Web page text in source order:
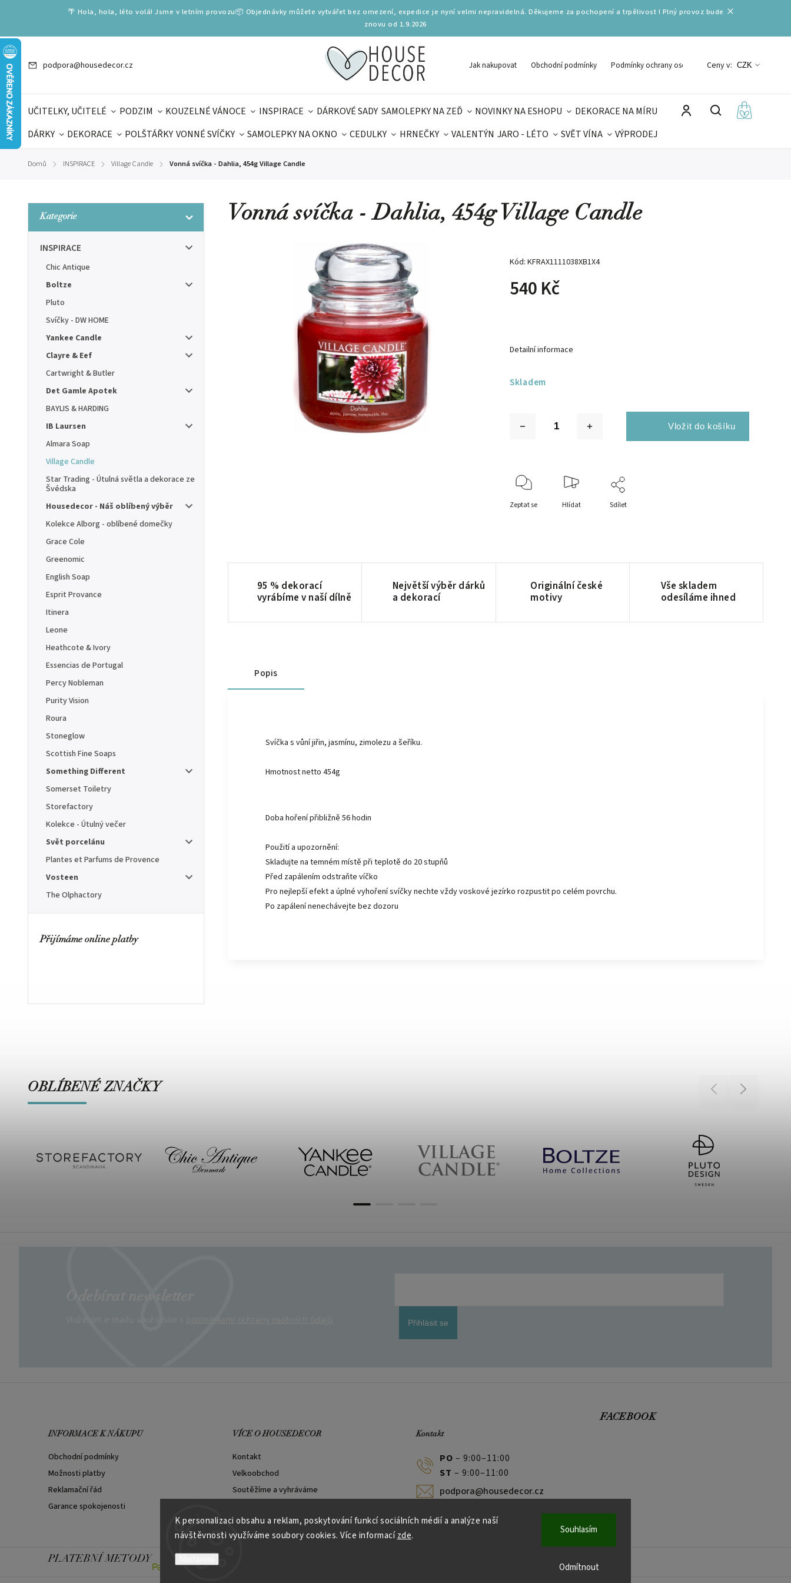
K personalizaci obsahu a reklam, poskytování funkcí sociálních médií a analýze naší
návštěvnosti využíváme soubory cookies. Více informacízde.
Odmítnout
Souhlasím
🌴 Hola, hola, léto volá! Jsme v letním provozu📦 Objednávky můžete vytvářet bez omezení, expedice je nyní velmi nepravidelná. Děkujeme za pochopení a trpělivost ! Plný provoz bude
znovu od 1.9.2026
podpora@housedecor.cz Jak nakupovat Obchodní podmínky Podmínky ochrany osobních údajů
Ceny v: CZK
UČITELKY, UČITELÉ PODZIM KOUZELNÉ VÁNOCE INSPIRACE DÁRKOVÉ SADY SAMOLEPKY NA ZEĎ NOVINKY NA ESHOPU
DEKORACE NA MÍRU
DÁRKY
DEKORACE POLŠTÁŘKY VONNÉ SVÍČKY SAMOLEPKY NA OKNO CEDULKY HRNEČKY VALENTÝN JARO - LÉTO SVĚT VÍNA
VÝPRODEJ
Domů / INSPIRACE / Village Candle / Vonná svíčka - Dahlia, 454g Village Candle
Kategorie
INSPIRACE
Chic Antique
Boltze
Pluto
Svíčky - DW HOME
Yankee Candle
Clayre & Eef
Cartwright & Butler
Det Gamle Apotek
BAYLIS & HARDING
IB Laursen
Almara Soap
Village Candle
Star Trading - Útulná světla a dekorace ze
Švédska
Housedecor - Náš oblíbený výběr
Kolekce Alborg - oblíbené domečky
Grace Cole
Greenomic
English Soap
Esprit Provance
Itinera
Leone
Heathcote & Ivory
Essencias de Portugal
Percy Nobleman
Purity Vision
Roura
Stoneglow
Scottish Fine Soaps
Something Different
Somerset Toiletry
Storefactory
Kolekce - Útulný večer
Svět porcelánu
Plantes et Parfums de Provence
Vosteen
The Olphactory
Přijímáme online platby
Vonná svíčka - Dahlia, 454g Village Candle
Kód: KFRAX1111038XB1X4
540 Kč
Skladem
Detailní informace
Zeptat se Hlídat Sdílet
95 % dekorací
vyrábíme v naší dílně
Největší výběr dárků
a dekorací
Originální české
motivy
Vše skladem
odesíláme ihned
Popis
Svíčka s vůní jiřin, jasmínu, zimolezu a šeříku.
Hmotnost netto 454g
Doba hoření přibližně 56 hodin
Použití a upozornění:
Skladujte na temném místě při teplotě do 20 stupňů
Před zapálením odstraňte víčko
Pro nejlepší efekt a úplné vyhoření svíčky nechte vždy voskové jezírko rozpustit po celém povrchu.
Po zapálení nenechávejte bez dozoru
OBLÍBENÉ ZNAČKY Previous Next
Přihlásit se
INFORMACE K NÁKUPU
Obchodní podmínky
Možnosti platby
Reklamační řád
Garance spokojenosti
VÍCE O HOUSEDECOR
Kontakt
Velkoobchod
Soutěžíme a vyhráváme
Kontakt
PO – 9:00–11:00
ST – 9:00–11:00
podpora@housedecor.cz
FACEBOOK
PLATEBNÍ METODY